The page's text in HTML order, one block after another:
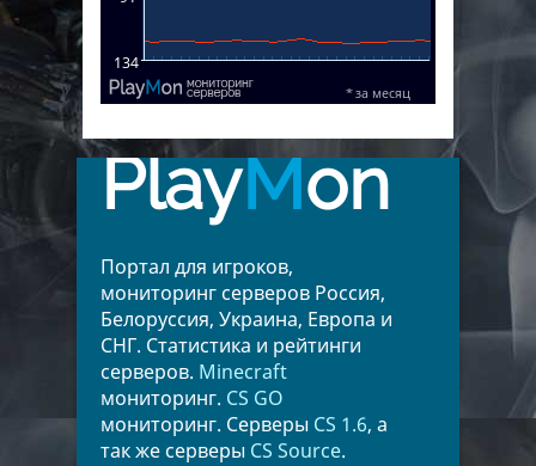
PlayMon
Портал для игроков,
мониторинг серверов Россия,
Белоруссия, Украина, Европа и
СНГ. Статистика и рейтинги
серверов. Minecraft
мониторинг. CS GO
мониторинг. Серверы CS 1.6, а
так же серверы CS Source.